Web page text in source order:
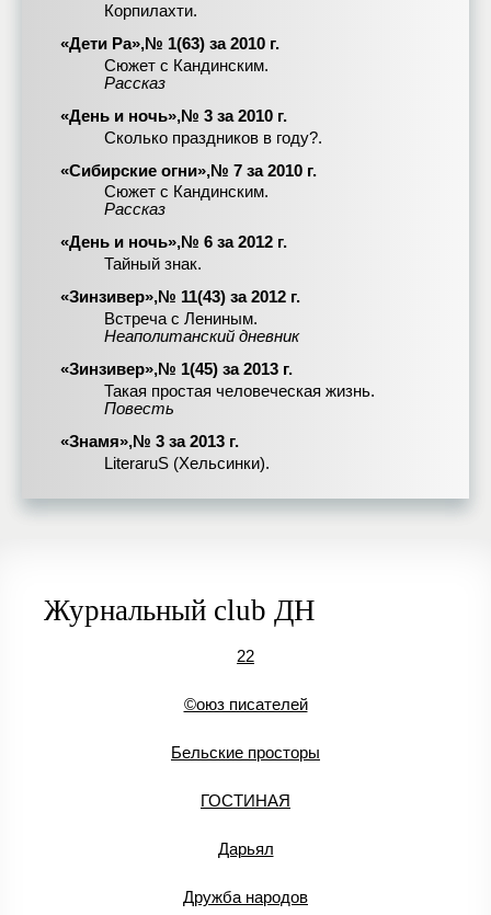
Корпилахти.
«Дети Ра»,№ 1(63) за 2010 г.
Сюжет с Кандинским.
Рассказ
«День и ночь»,№ 3 за 2010 г.
Сколько праздников в году?.
«Сибирские огни»,№ 7 за 2010 г.
Сюжет с Кандинским.
Рассказ
«День и ночь»,№ 6 за 2012 г.
Тайный знак.
«Зинзивер»,№ 11(43) за 2012 г.
Встреча с Лениным.
Неаполитанский дневник
«Зинзивер»,№ 1(45) за 2013 г.
Такая простая человеческая жизнь.
Повесть
«Знамя»,№ 3 за 2013 г.
LiteraruS (Хельсинки).
Журнальный club ДН
22
©оюз писателей
Бельские просторы
ГОСТИНАЯ
Дарьял
Дружба народов